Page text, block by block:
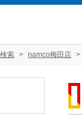
索 namco梅田店